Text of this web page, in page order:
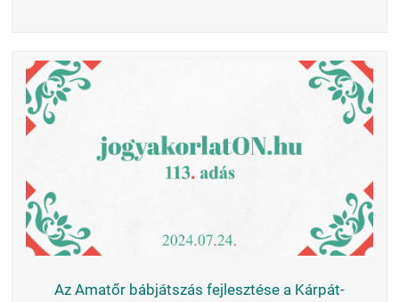
Az Amatőr bábjátszás fejlesztése a Kárpát-